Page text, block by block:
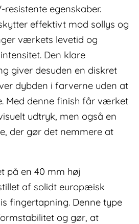
resistente egenskaber.
effektivt mod sollys og
værkets levetid og
Den klare
giver desuden en diskret
dybden i farverne uden at
Med denne finish får værket
udtryk, men også en
der gør det nemmere at
på en 40 mm høj
af solidt europæisk
fingertapning. Denne type
og gør, at